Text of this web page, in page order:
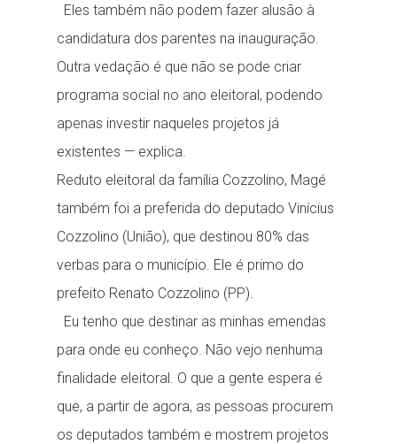
Eles também não podem fazer alusão à
candidatura dos parentes na inauguração.
Outra vedação é que não se pode criar
programa social no ano eleitoral, podendo
apenas investir naqueles projetos já
existentes — explica.
Reduto eleitoral da família Cozzolino, Magé
também foi a preferida do deputado Vinícius
Cozzolino (União), que destinou 80% das
verbas para o município. Ele é primo do
prefeito Renato Cozzolino (PP).
Eu tenho que destinar as minhas emendas
para onde eu conheço. Não vejo nenhuma
finalidade eleitoral. O que a gente espera é
que, a partir de agora, as pessoas procurem
os deputados também e mostrem projetos